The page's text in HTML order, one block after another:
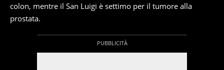
colon, mentre il San Luigi è settimo per il tumore alla
prostata.